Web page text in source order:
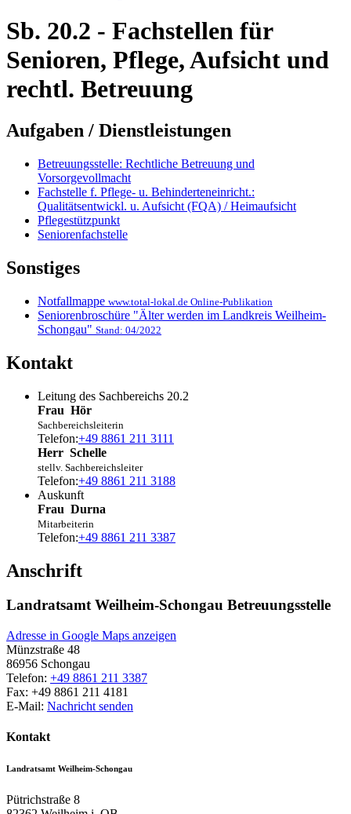
Sb. 20.2 - Fachstellen für
Senioren, Pflege, Aufsicht und
rechtl. Betreuung
Aufgaben / Dienstleistungen
Betreuungsstelle: Rechtliche Betreuung und
Vorsorgevollmacht
Fachstelle f. Pflege- u. Behinderteneinricht.:
Qualitätsentwickl. u. Aufsicht (FQA) / Heimaufsicht
Pflegestützpunkt
Seniorenfachstelle
Sonstiges
Notfallmappe www.total-lokal.de Online-Publikation
Seniorenbroschüre "Älter werden im Landkreis Weilheim-
Schongau" Stand: 04/2022
Kontakt
Leitung des Sachbereichs 20.2
Frau Hör
Sachbereichsleiterin
Telefon:+49 8861 211 3111
Herr Schelle
stellv. Sachbereichsleiter
Telefon:+49 8861 211 3188
Auskunft
Frau Durna
Mitarbeiterin
Telefon:+49 8861 211 3387
Anschrift
Landratsamt Weilheim-Schongau Betreuungsstelle
Adresse in Google Maps anzeigen
Münzstraße 48
86956 Schongau
Telefon: +49 8861 211 3387
Fax: +49 8861 211 4181
E-Mail: Nachricht senden
Kontakt
Landratsamt Weilheim-Schongau
Pütrichstraße 8